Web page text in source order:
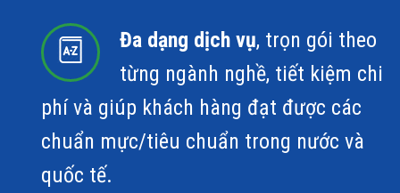
Đa dạng dịch vụ, trọn gói theo
từng ngành nghề, tiết kiệm chi
phí và giúp khách hàng đạt được các
chuẩn mực/tiêu chuẩn trong nước và
quốc tế.